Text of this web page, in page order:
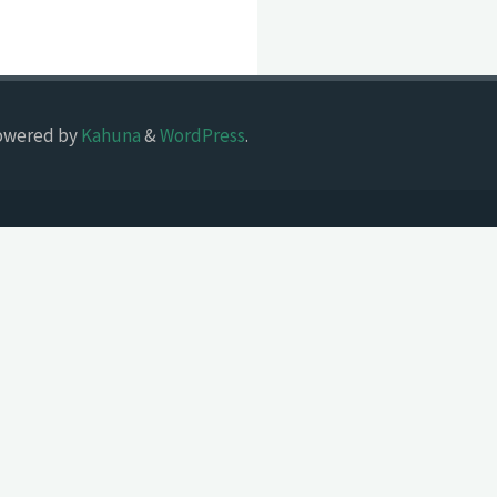
byKahuna&WordPress.